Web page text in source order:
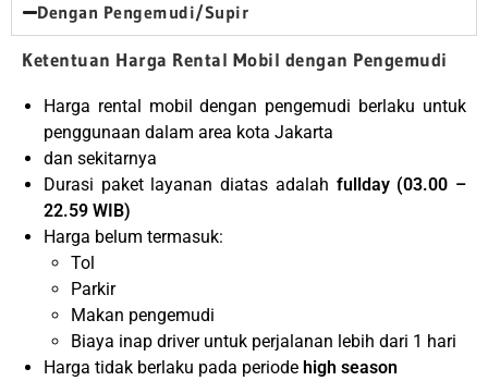
Dengan Pengemudi/Supir
Ketentuan Harga Rental Mobil dengan Pengemudi
Harga rental mobil dengan pengemudi berlaku untuk
penggunaan dalam area kota Jakarta
dan sekitarnya
Durasi paket layanan diatas adalah fullday (03.00 –
22.59 WIB)
Harga belum termasuk:
Tol
Parkir
Makan pengemudi
Biaya inap driver untuk perjalanan lebih dari 1 hari
Harga tidak berlaku pada periode high season